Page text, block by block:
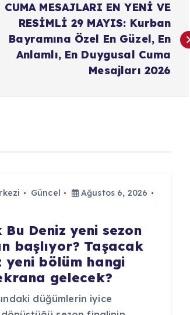
CUMA MESAJLARI EN YENİ VE
RESİMLİ 29 MAYIS: Kurban
Bayramına Özel En Güzel, En
Anlamlı, En Duygusal Cuma
Mesajları 2026
Güncel
Ağustos 6, 2026
Bu Deniz yeni sezon
başlıyor? Taşacak
yeni bölüm hangi
gelecek?
düğümlerin iyice